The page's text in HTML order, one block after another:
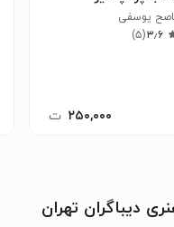
یوسفی
۳٫۶(۵)
۲۵۰,۰۰۰ ت
دیباگران تهران